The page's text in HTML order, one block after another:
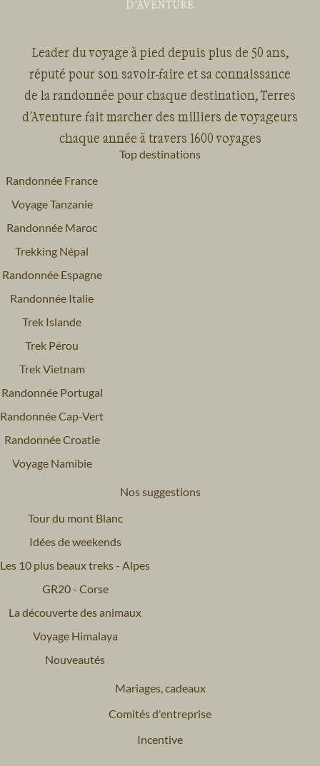
Leader du voyage à pied depuis plus de 50 ans,
réputé pour son savoir-faire et sa connaissance
de la randonnée pour chaque destination, Terres
d'Aventure fait marcher des milliers de voyageurs
chaque année à travers 1600 voyages
Top destinations
Randonnée France
Voyage Tanzanie
Randonnée Maroc
Trekking Népal
Randonnée Espagne
Randonnée Italie
Trek Islande
Trek Pérou
Trek Vietnam
Randonnée Portugal
Randonnée Cap-Vert
Randonnée Croatie
Voyage Namibie
Nos suggestions
Tour du mont Blanc
Idées de weekends
Les 10 plus beaux treks - Alpes
GR20 - Corse
La découverte des animaux
Voyage Himalaya
Nouveautés
Mariages, cadeaux
Comités d'entreprise
Incentive